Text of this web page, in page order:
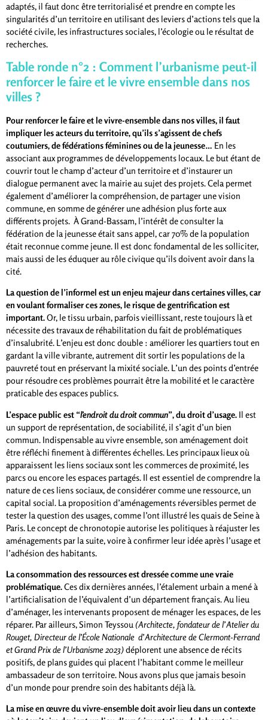
adaptés, il faut donc être territorialisé et prendre en compte les
singularités d’un territoire en utilisant des leviers d’actions tels que la
société civile, les infrastructures sociales, l’écologie ou le résultat de
recherches.
Table ronde n°2 : Comment l’urbanisme peut-il
renforcer le faire et le vivre ensemble dans nos
villes ?
Pour renforcer le faire et le vivre-ensemble dans nos villes, il faut
impliquer les acteurs du territoire, qu’ils s’agissent de chefs
coutumiers, de fédérations féminines ou de la jeunesse… En les
associant aux programmes de développements locaux. Le but étant de
couvrir tout le champ d’acteur d’un territoire et d’instaurer un
dialogue permanent avec la mairie au sujet des projets. Cela permet
également d’améliorer la compréhension, de partager une vision
commune, en somme de générer une adhésion plus forte aux
différents projets. À Grand-Bassam, l’intérêt de consulter la
fédération de la jeunesse était sans appel, car 70% de la population
était reconnue comme jeune. Il est donc fondamental de les solliciter,
mais aussi de les éduquer au rôle civique qu’ils doivent avoir dans la
cité.
La question de l’informel est un enjeu majeur dans certaines villes, car
en voulant formaliser ces zones, le risque de gentrification est
important.Or, le tissu urbain, parfois vieillissant, reste toujours là et
nécessite des travaux de réhabilitation du fait de problématiques
d’insalubrité. L’enjeu est donc double : améliorer les quartiers tout en
gardant la ville vibrante, autrement dit sortir les populations de la
pauvreté tout en préservant la mixité sociale. L’un des points d’entrée
pour résoudre ces problèmes pourrait être la mobilité et le caractère
praticable des espaces publics.
L’espace public est “l’endroit du droit commun”, du droit d’usage. Il est
un support de représentation, de sociabilité, il s’agit d’un bien
commun. Indispensable au vivre ensemble, son aménagement doit
être réfléchi finement à différentes échelles. Les principaux lieux où
apparaissent les liens sociaux sont les commerces de proximité, les
parcs ou encore les espaces partagés. Il est essentiel de comprendre la
nature de ces liens sociaux, de considérer comme une ressource, un
capital social. La proposition d’aménagements réversibles permet de
tester la question des usages, comme l’ont illustré les quais de Seine à
Paris. Le concept de chronotopie autorise les politiques à réajuster les
aménagements par la suite, voire à confirmer leur idée après l’usage et
l’adhésion des habitants.
La consommation des ressources est dressée comme une vraie
problématique.Ces dix dernières années, l’étalement urbain a mené à
l’artificialisation de l’équivalent d’un département français. Au lieu
d’aménager, les intervenants proposent de ménager les espaces, de les
réparer. Par ailleurs, Simon Teyssou (Architecte, fondateur de l’Atelier du
Rouget, Directeur de l’École Nationale d’Architecture de Clermont-Ferrand
et Grand Prix de l’Urbanisme 2023)déplorent une absence de récits
positifs, de plans guides qui placent l’habitant comme le meilleur
ambassadeur de son territoire. Nous avons plus que jamais besoin
d’un monde pour prendre soin des habitants déjà là.
La mise en œuvre du vivre-ensemble doit avoir lieu dans un contexte